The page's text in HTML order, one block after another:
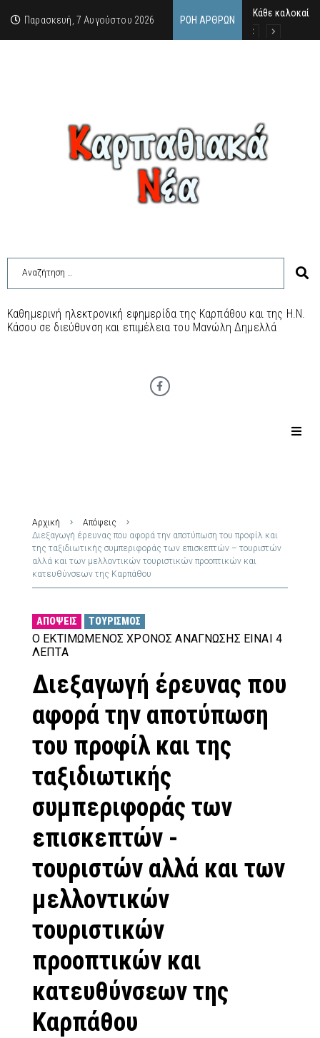
Παρασκευή, 7 Αυγούστου 2026 ΡΟΉ ΆΡΘΡΩΝ
Κάθε καλοκαίρι
Οι δύο όψεις
Απόρρητα
Καθημερινή ηλεκτρονική εφημερίδα της Καρπάθου και της Η.Ν.
Κάσου σε διεύθυνση και επιμέλεια του Μανώλη Δημελλά
Αρχική
Απόψεις
Διεξαγωγή έρευνας που αφορά την αποτύπωση του προφίλ και
της ταξιδιωτικής συμπεριφοράς των επισκεπτών – τουριστών
αλλά και των μελλοντικών τουριστικών προοπτικών και
κατευθύνσεων της Καρπάθου
ΑΠΌΨΕΙΣ ΤΟΥΡΙΣΜΌΣ
Ο ΕΚΤΙΜΏΜΕΝΟΣ ΧΡΌΝΟΣ ΑΝΆΓΝΩΣΗΣ ΕΊΝΑΙ 4
ΛΕΠΤΆ
Διεξαγωγή έρευνας που
αφορά την αποτύπωση
του προφίλ και της
ταξιδιωτικής
συμπεριφοράς των
επισκεπτών -
τουριστών αλλά και των
μελλοντικών
τουριστικών
προοπτικών και
κατευθύνσεων της
Καρπάθου